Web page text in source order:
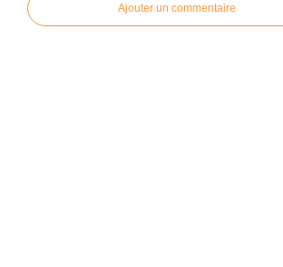
Ajouter un commentaire